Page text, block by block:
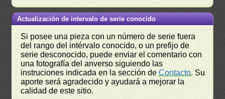
Actualización de intervalo de serie conocido
Si posee una pieza con un número de serie fuera
del rango del intérvalo conocido, o un prefijo de
serie desconocido, puede enviar el comentario con
una fotografía del anverso siguiendo las
instruciones indicada en la sección deContacto. Su
aporte será agradecido y ayudará a mejorar la
calidad de este sitio.